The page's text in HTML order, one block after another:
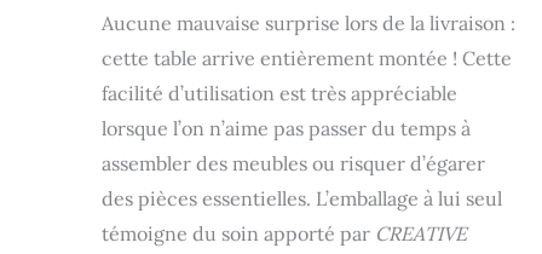
assurent la
durabilité -
Fabriqué à la main à
partir de matériaux
supérieure. Notre
table de salon n'est
pas seulement un
mobilier, mais aussi
un investissement
Aucune mauvaise surprise lors de la livraison :
cette table arrive entièrement montée ! Cette
facilité d’utilisation est très appréciable
lorsque l’on n’aime pas passer du temps à
assembler des meubles ou risquer d’égarer
des pièces essentielles. L’emballage à lui seul
témoigne du soin apporté par CREATIVE